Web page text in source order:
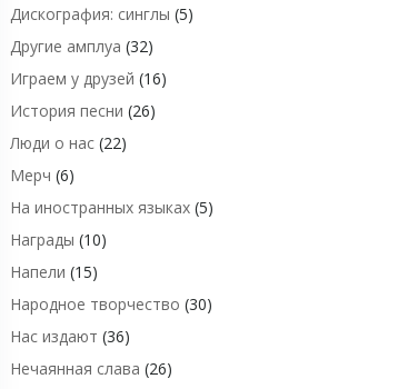
Дискография: синглы (5)
Другие амплуа (32)
Играем у друзей (16)
История песни (26)
Люди о нас (22)
Мерч (6)
На иностранных языках (5)
Награды (10)
Напели (15)
Народное творчество (30)
Нас издают (36)
Нечаянная слава (26)